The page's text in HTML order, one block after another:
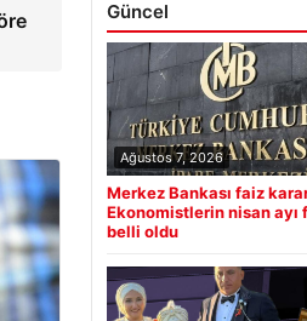
Güncel
Ağustos 7, 2026
Merkez Bankası faiz
Ekonomistlerin nisan ayı
belli oldu